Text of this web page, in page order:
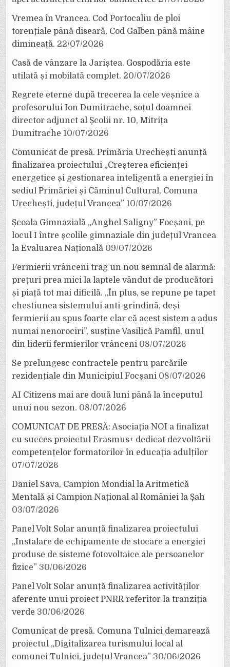
Vremea în Vrancea. Cod Portocaliu de ploi
torențiale până diseară, Cod Galben până mâine
dimineață. 22/07/2026
Casă de vânzare la Jariștea. Gospodăria este
utilată și mobilată complet. 20/07/2026
Regrete eterne după trecerea la cele veșnice a
profesorului Ion Dumitrache, soțul doamnei
director adjunct al Școlii nr. 10, Mitrița
Dumitrache 10/07/2026
Comunicat de presă. Primăria Urechești anunță
finalizarea proiectului „Creșterea eficienței
energetice și gestionarea inteligentă a energiei în
sediul Primăriei și Căminul Cultural, Comuna
Urechești, județul Vrancea” 10/07/2026
Școala Gimnazială „Anghel Saligny” Focșani, pe
locul I între școlile gimnaziale din județul Vrancea
la Evaluarea Națională 09/07/2026
Fermierii vrânceni trag un nou semnal de alarmă:
prețuri prea mici la laptele vândut de producători
și piață tot mai dificilă. „În plus, se repune pe tapet
chestiunea sistemului anti-grindină, deși
fermierii au spus foarte clar că acest sistem a adus
numai nenorociri”, susține Vasilică Pamfil, unul
din liderii fermierilor vrânceni 08/07/2026
Se prelungesc contractele pentru parcările
rezidențiale din Municipiul Focșani 08/07/2026
AI Citizens mai are două luni până la începutul
unui nou sezon. 08/07/2026
COMUNICAT DE PRESĂ: Asociația NOI a finalizat
cu succes proiectul Erasmus+ dedicat dezvoltării
competențelor formatorilor în educația adulților
07/07/2026
Daniel Sava, Campion Mondial la Aritmetică
Mentală și Campion Național al României la Șah
03/07/2026
Panel Volt Solar anunță finalizarea proiectului
„Instalare de echipamente de stocare a energiei
produse de sisteme fotovoltaice ale persoanelor
fizice” 30/06/2026
Panel Volt Solar anunță finalizarea activităților
aferente unui proiect PNRR referitor la tranziția
verde 30/06/2026
Comunicat de presă. Comuna Tulnici demarează
proiectul „Digitalizarea turismului local al
comunei Tulnici, județul Vrancea” 30/06/2026